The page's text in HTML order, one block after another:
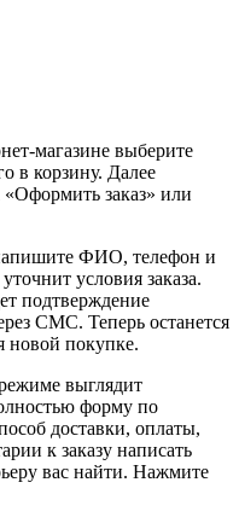
магазине выберите
в корзину. Далее
заказ» или
ФИО, телефон и
условия заказа.
подтверждение
СМС. Теперь останется
новой покупке.
выглядит
форму по
доставки, оплаты,
к заказу написать
вас найти. Нажмите